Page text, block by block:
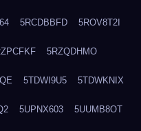
5RCDBBFD 5ROV8T2I
5RZQDHMO
5TDWI9U5 5TDWKNIX
5UPNX603 5UUMB8OT